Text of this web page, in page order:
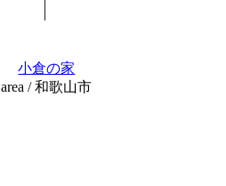
小倉の家
area / 和歌山市